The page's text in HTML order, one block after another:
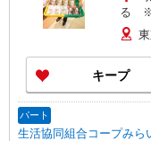
る ※加給含む
100
祝日
キープ
パート
生活協同組合コープみ